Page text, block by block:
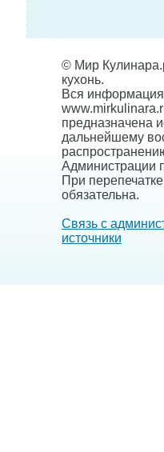
© Мир
кухонь.
Вся
предназначена
дальнейшему
Администрации
При
обязательна.
Связь с
источники